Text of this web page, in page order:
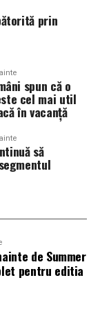
si
din nou
dar mai ales
disponibile
pagina de
sustinut de
universului
Ursus,
Mega
vitamin
School,
prin
spun că o
cel mai util
în vacanță
să
de Summer
pentru editia